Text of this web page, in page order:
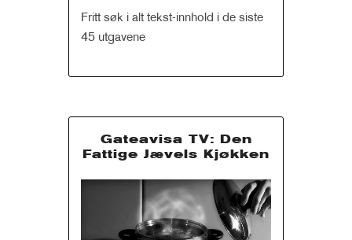
Fritt søk i alt tekst-innhold i de siste
45 utgavene
Gateavisa TV: Den
Fattige Jævels Kjøkken